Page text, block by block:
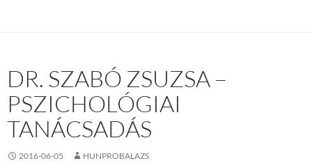
DR. SZABÓ ZSUZSA –
PSZICHOLÓGIAI
TANÁCSADÁS
2016-06-05 HUNPROBALAZS